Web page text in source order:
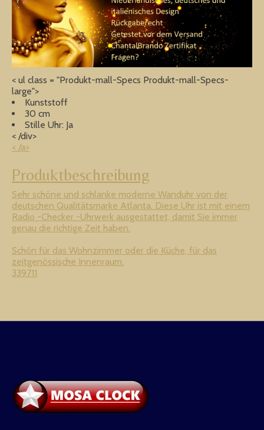
< ul class = "Produkt-mall-Specs Produkt-mall-Specs-
large">
Kunststoff
30 cm
Stille Uhr: Ja
< /div>
< /a>
Produktbeschreibung
Sehr schöne und schlanke moderne Wanduhr von der
deutschen Qualitätsmarke Atlanta. Diese Uhr ist mit einem
Radio -Checker -Uhrwerk ausgestattet, damit Sie immer
genau die richtige Zeit haben.
Schön für das Wohnzimmer oder die Küche, für das
zeitgenössische Innenraum.
339711